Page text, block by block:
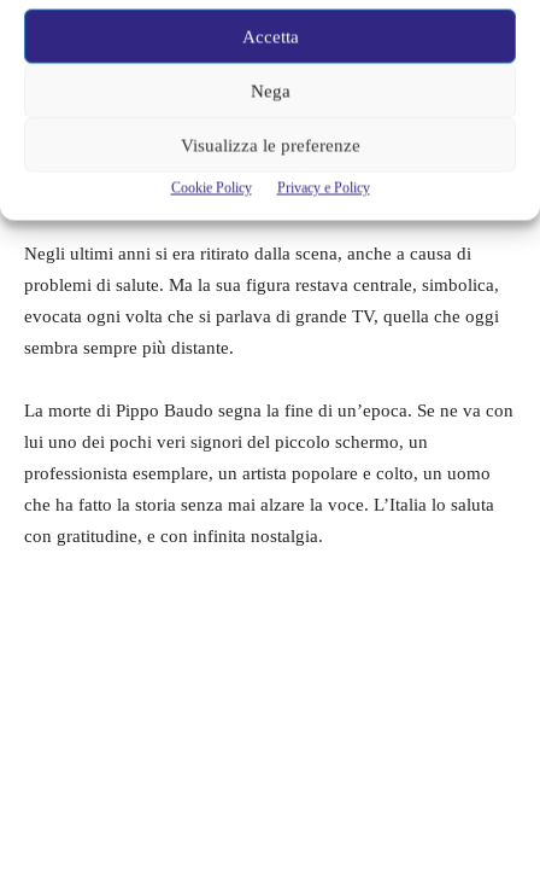
Accetta
Nega
Visualizza le preferenze
Cookie Policy Privacy e Policy
separato nel 2004. La sua vita privata è sempre rimasta ai
margini del gossip, mantenuta con discrezione. Nel 2023, Baudo
aveva fatto una delle sue ultime apparizioni pubbliche in
ho rimpianti, ho dato tutto alla mia RAI e al pubblico. È stata una
Negli ultimi anni si era ritirato dalla scena, anche a causa di
problemi di salute. Ma la sua figura restava centrale, simbolica,
evocata ogni volta che si parlava di grande TV, quella che oggi
sembra sempre più distante.
La morte di Pippo Baudo segna la fine di un’epoca. Se ne va con
lui uno dei pochi veri signori del piccolo schermo, un
professionista esemplare, un artista popolare e colto, un uomo
che ha fatto la storia senza mai alzare la voce. L’Italia lo saluta
con gratitudine, e con infinita nostalgia.